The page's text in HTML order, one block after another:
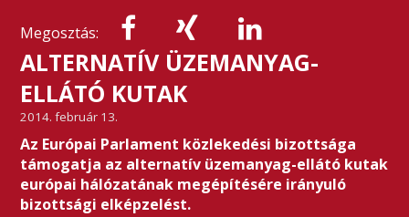
Megosztás:
ALTERNATÍV ÜZEMANYAG-
ELLÁTÓ KUTAK
2014. február 13.
Az Európai Parlament közlekedési bizottsága
támogatja az alternatív üzemanyag-ellátó kutak
európai hálózatának megépítésére irányuló
bizottsági elképzelést.